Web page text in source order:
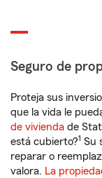
Seguro de
Proteja sus
que la vida le
de vivienda de
está cubierto?1 Su
reparar o
valora. La